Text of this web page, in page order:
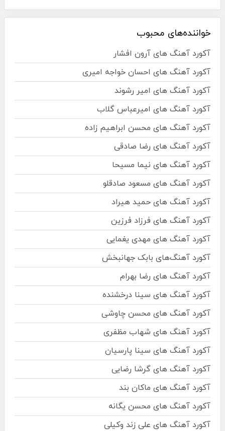
خواننده‌های محبوب
آکورد آهنگ های آرون افشار
آکورد آهنگ های احسان خواجه امیری
آکورد آهنگ های امیر رشوند
آکورد آهنگ های امیرعباس گلاب
آکورد آهنگ های محسن ابراهیم زاده
آکورد آهنگ های رضا صادقی
آکورد آهنگ های نیما مسیحا
آکورد آهنگ های مسعود صادقلو
آکورد آهنگ های حمید هیراد
آکورد آهنگ های فرزاد فرزین
آکورد آهنگ های مهدی یغمایی
آکورد آهنگ‌های بابک جهانبخش
آکورد آهنگ های رضا بهرام
آکورد آهنگ های سینا درخشنده
آکورد آهنگ های محسن چاوشی
آکورد آهنگ های شهاب مظفری
آکورد آهنگ های سینا پارسیان
آکورد آهنگ های گرشا رضایی
آکورد آهنگ های ماکان بند
آکورد آهنگ های محسن یگانه
آکورد آهنگ های علی زند وکیلی